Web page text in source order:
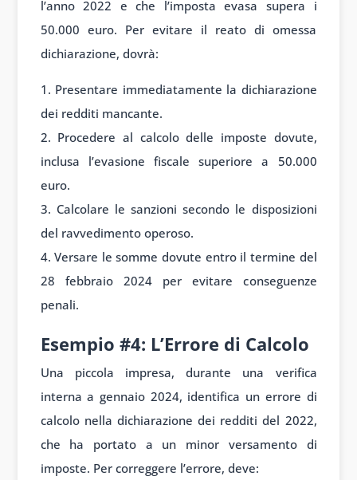
l’anno 2022 e che l’imposta evasa supera i
50.000 euro. Per evitare il reato di omessa
dichiarazione, dovrà:
Presentare immediatamente la dichiarazione
dei redditi mancante.
Procedere al calcolo delle imposte dovute,
inclusa l’evasione fiscale superiore a 50.000
euro.
Calcolare le sanzioni secondo le disposizioni
del ravvedimento operoso.
Versare le somme dovute entro il termine del
28 febbraio 2024 per evitare conseguenze
penali.
Esempio #4: L’Errore di Calcolo
Una piccola impresa, durante una verifica
interna a gennaio 2024, identifica un errore di
calcolo nella dichiarazione dei redditi del 2022,
che ha portato a un minor versamento di
imposte. Per correggere l’errore, deve: